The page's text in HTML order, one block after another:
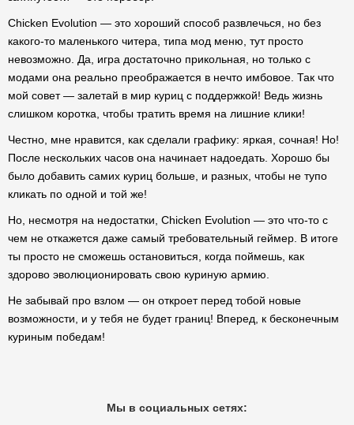
Chicken Evolution — это хороший способ развлечься, но без
какого-то маленького читера, типа мод меню, тут просто
невозможно. Да, игра достаточно прикольная, но только с
модами она реально преображается в нечто имбовое. Так что
мой совет — залетай в мир куриц с поддержкой! Ведь жизнь
слишком коротка, чтобы тратить время на лишние клики!
Честно, мне нравится, как сделали графику: яркая, сочная! Но!
После нескольких часов она начинает надоедать. Хорошо бы
было добавить самих куриц больше, и разных, чтобы не тупо
кликать по одной и той же!
Но, несмотря на недостатки, Chicken Evolution — это что-то с
чем не откажется даже самый требовательный геймер. В итоге
ты просто не сможешь остановиться, когда поймешь, как
здорово эволюционировать свою куриную армию.
Не забывай про взлом — он откроет перед тобой новые
возможности, и у тебя не будет границ! Вперед, к бесконечным
куриным победам!
Мы в социальных сетях: